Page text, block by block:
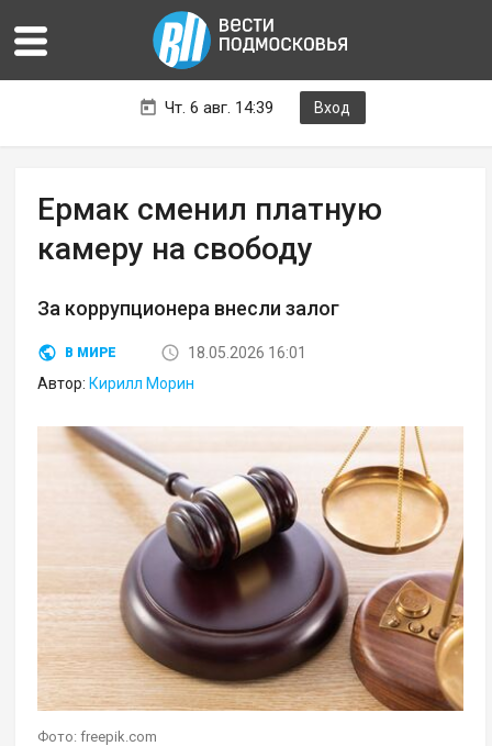
Чт. 6 авг. 14:39 Вход
Ермак сменил платную
камеру на свободу
За коррупционера внесли залог
В МИРЕ
18.05.2026 16:01
Автор: Кирилл Морин
Фото: freepik.com